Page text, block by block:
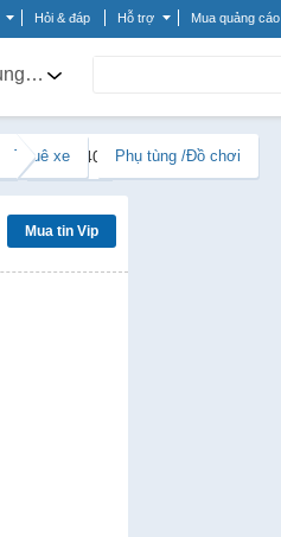
Hỏi & đáp Hỗ trợ Mua quảng cáo
Các tỉnh miền trung khác
Bus 40
Thuê xe Phụ tùng /Đồ chơi
Mua tin Vip